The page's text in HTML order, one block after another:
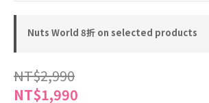
Nuts World 8折 on selected products
NT$2,990
NT$1,990